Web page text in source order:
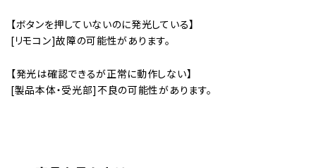
【ボタンを押していないのに発光している】
[リモコン]故障の可能性があります。
【発光は確認できるが正常に動作しない】
[製品本体・受光部]不良の可能性があります。